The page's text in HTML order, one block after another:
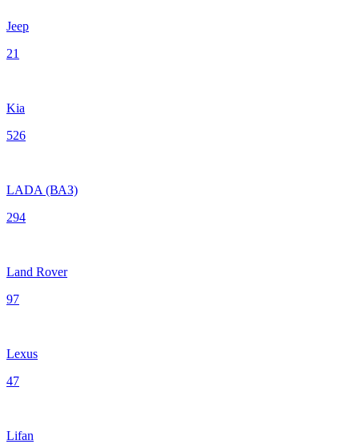
Jeep
21
Kia
526
LADA (ВАЗ)
294
Land Rover
97
Lexus
47
Lifan